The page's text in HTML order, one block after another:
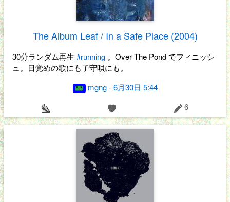
The Album Leaf / In a Safe Place (2004)
30分ランダム再生 #running 。Over The Pond でフィニッシ
ュ。目覚めの歌にも子守唄にも。
mgng-6月30日 5:44
6